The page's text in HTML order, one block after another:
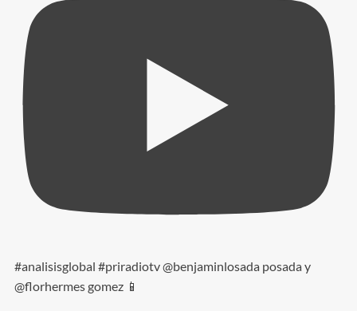
#analisisglobal #priradiotv @benjaminlosada posada y
@florhermes gomez 📱